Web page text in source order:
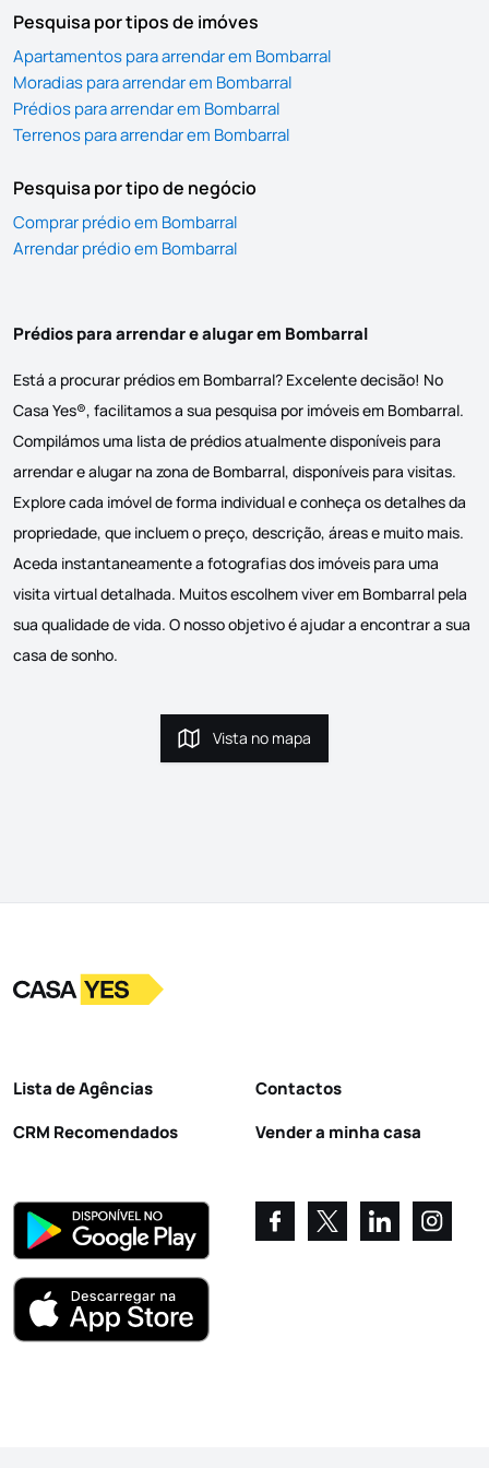
Pesquisa por tipos de imóves
Apartamentos para arrendar em Bombarral
Moradias para arrendar em Bombarral
Prédios para arrendar em Bombarral
Terrenos para arrendar em Bombarral
Pesquisa por tipo de negócio
Comprar prédio em Bombarral
Arrendar prédio em Bombarral
Prédios para arrendar e alugar em Bombarral
Está a procurar prédios em Bombarral? Excelente decisão! No
Casa Yes®, facilitamos a sua pesquisa por imóveis em Bombarral.
Compilámos uma lista de prédios atualmente disponíveis para
arrendar e alugar na zona de Bombarral, disponíveis para visitas.
Explore cada imóvel de forma individual e conheça os detalhes da
propriedade, que incluem o preço, descrição, áreas e muito mais.
Aceda instantaneamente a fotografias dos imóveis para uma
visita virtual detalhada. Muitos escolhem viver em Bombarral pela
sua qualidade de vida. O nosso objetivo é ajudar a encontrar a sua
casa de sonho.
Vista no mapa
Vista no mapa
LogoIr para a homepage
Lista de Agências
CRM Recomendados
Contactos
Vender a minha casa